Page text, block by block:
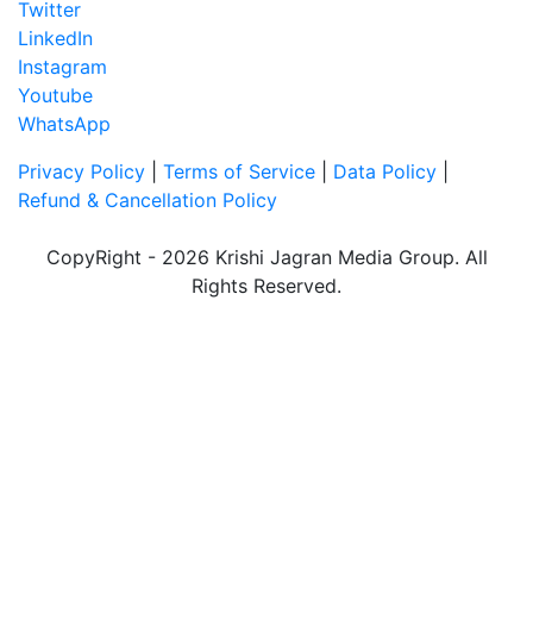
Twitter
LinkedIn
Instagram
Youtube
WhatsApp
Privacy Policy
Terms of Service Data Policy
Refund & Cancellation Policy
CopyRight - 2026 Krishi Jagran Media Group. All
Rights Reserved.